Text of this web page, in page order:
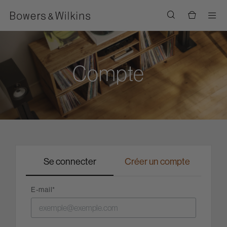
Compte
Se connecter Créer un compte
E-mail